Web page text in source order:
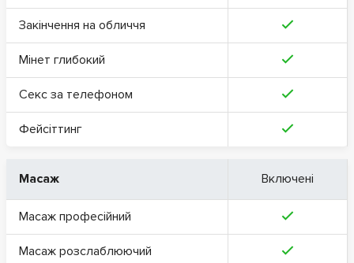
Закінчення на обличчя
Мінет глибокий
Секс за телефоном
Фейсіттинг
Масаж Включені
Масаж професійний
Масаж розслаблюючий